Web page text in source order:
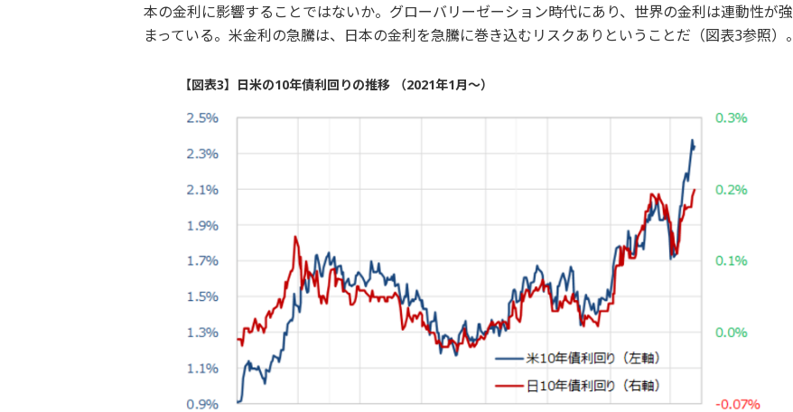
本の金利に影響することではないか。グローバリーゼーション時代にあり、世界の金利は連動性が強
まっている。米金利の急騰は、日本の金利を急騰に巻き込むリスクありということだ（図表3参照）。
【図表3】日米の10年債利回りの推移 （2021年1月～）